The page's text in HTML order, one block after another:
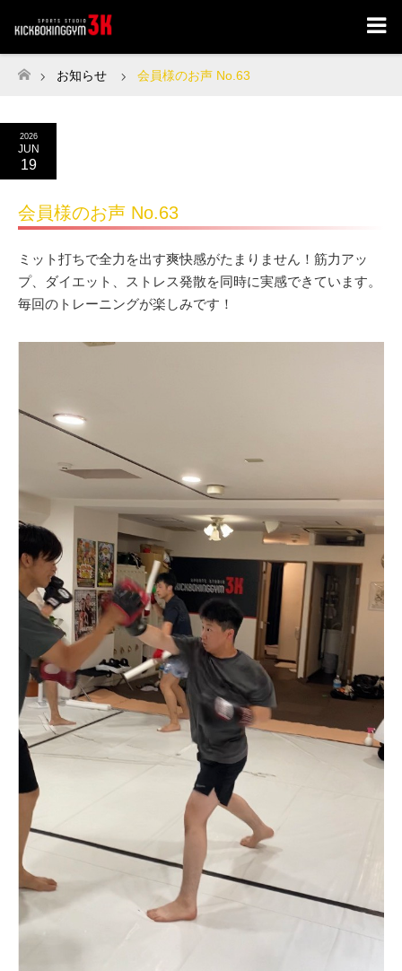
ホーム
お知らせ 会員様のお声 No.63
2026
JUN
19
会員様のお声 No.63
ミット打ちで全力を出す爽快感がたまりません！筋力アッ
プ、ダイエット、ストレス発散を同時に実感できています。
毎回のトレーニングが楽しみです！